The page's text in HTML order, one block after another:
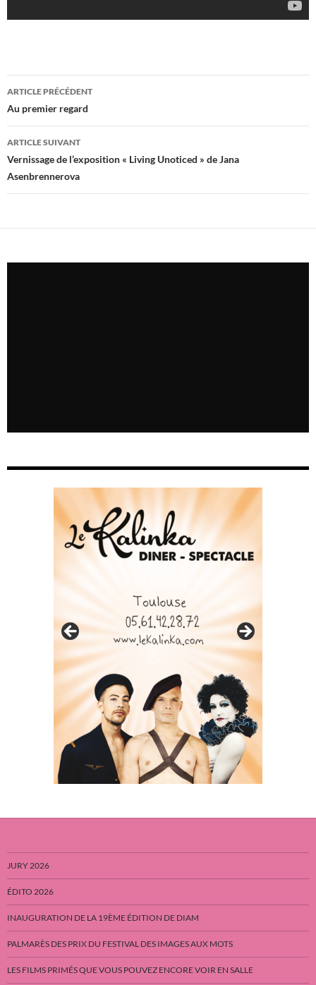
Navigation
des
articles
ARTICLE PRÉCÉDENT
Au premier regard
ARTICLE SUIVANT
Vernissage de l’exposition « Living Unoticed » de Jana
Asenbrennerova
JURY 2026
ÉDITO 2026
INAUGURATION DE LA 19ÈME ÉDITION DE DIAM
PALMARÈS DES PRIX DU FESTIVAL DES IMAGES AUX MOTS
LES FILMS PRIMÉS QUE VOUS POUVEZ ENCORE VOIR EN SALLE